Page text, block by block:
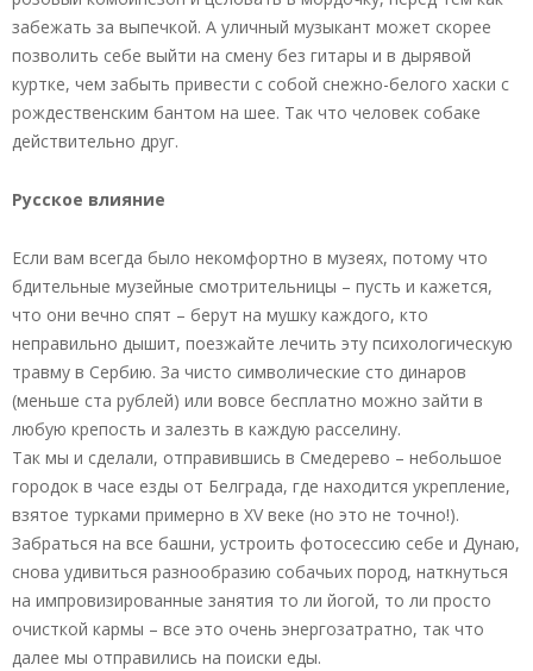
забежать за выпечкой. А уличный музыкант может скорее
позволить себе выйти на смену без гитары и в дырявой
куртке, чем забыть привести с собой снежно-белого хаски с
рождественским бантом на шее. Так что человек собаке
действительно друг.
Русское влияние
Если вам всегда было некомфортно в музеях, потому что
бдительные музейные смотрительницы – пусть и кажется,
что они вечно спят – берут на мушку каждого, кто
неправильно дышит, поезжайте лечить эту психологическую
травму в Сербию. За чисто символические сто динаров
(меньше ста рублей) или вовсе бесплатно можно зайти в
любую крепость и залезть в каждую расселину.
Так мы и сделали, отправившись в Смедерево – небольшое
городок в часе езды от Белграда, где находится укрепление,
взятое турками примерно в XV веке (но это не точно!).
Забраться на все башни, устроить фотосессию себе и Дунаю,
снова удивиться разнообразию собачьих пород, наткнуться
на импровизированные занятия то ли йогой, то ли просто
очисткой кармы – все это очень энергозатратно, так что
далее мы отправились на поиски еды.